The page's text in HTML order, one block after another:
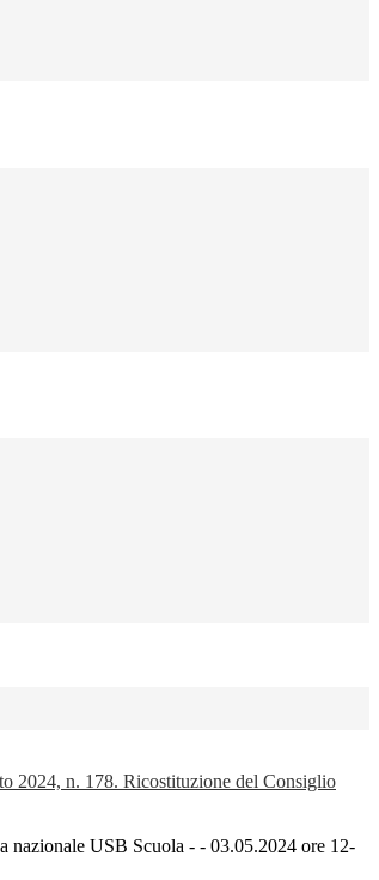
2024, n. 178. Ricostituzione del Consiglio
nazionale USB Scuola - - 03.05.2024 ore 12-